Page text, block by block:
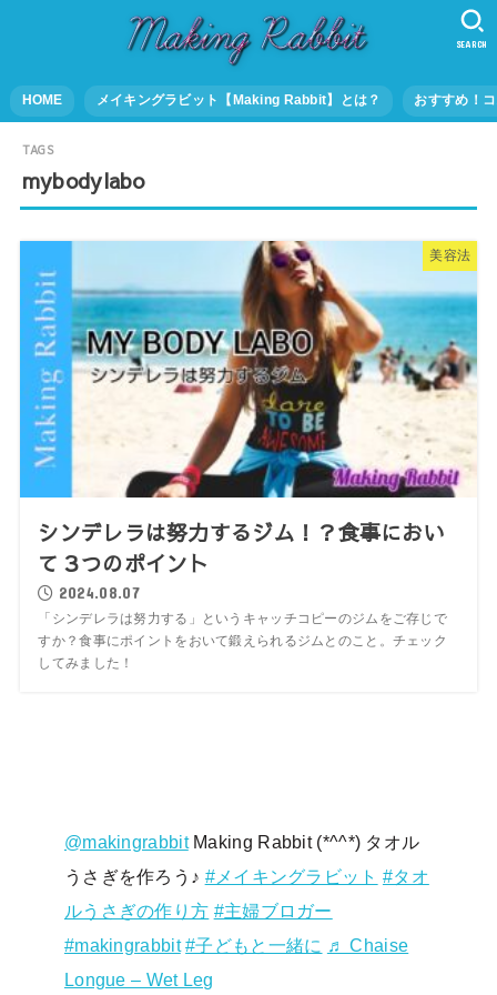
HOME メイキングラビット【Making Rabbit】とは？ おすすめ！
SEARCH
mybodylabo
美容法
シンデレラは努力するジム！？食事におい
て３つのポイント
2024.08.07
「シンデレラは努力する」というキャッチコピーのジムをご存じで
すか？食事にポイントをおいて鍛えられるジムとのこと。チェック
してみました！
@makingrabbitMaking Rabbit (*^^*) タオル
うさぎを作ろう♪ #メイキングラビット #タオ
ルうさぎの作り方 #主婦ブロガー
#makingrabbit #子どもと一緒に
♬ Chaise
Longue – Wet Leg